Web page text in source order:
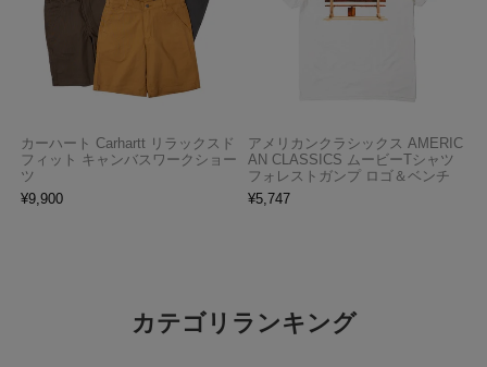
カーハート Carhartt リラックスド
フィット キャンバスワークショー
ツ
¥9,900
アメリカンクラシックス AMERIC
AN CLASSICS ムービーTシャツ
フォレストガンプ ロゴ＆ベンチ
¥5,747
カテゴリランキング